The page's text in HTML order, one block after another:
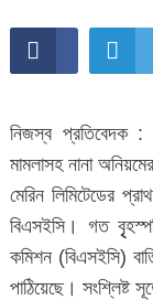
নিজস্ব প্রতিবেদক :
মামলাসহ নানা
মেরিন লিমিটেডের
বিএসইসি। গত
কমিশন (বিএসইসি)
পাঠিয়েছে। সংশ্লিষ্ট